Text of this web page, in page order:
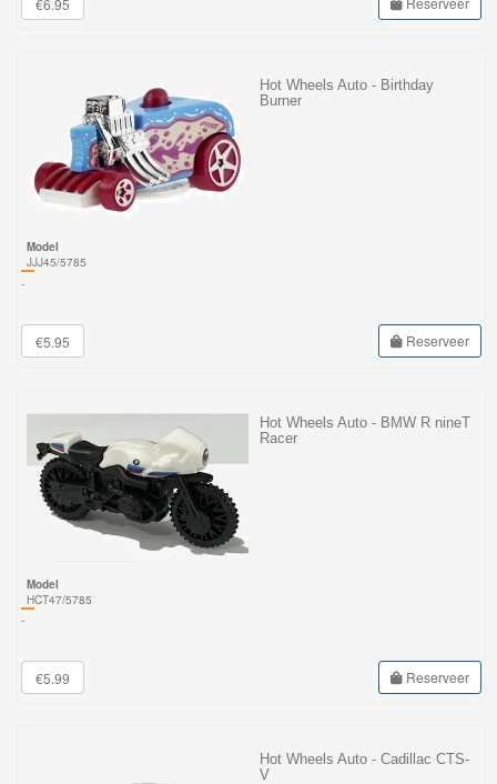
€6.95
Hot Wheels Auto - Birthday
Burner
Model
JJJ45/5785
-
€5.95 Reserveer
Hot Wheels Auto - BMW R nineT
Racer
Model
HCT47/5785
-
€5.99 Reserveer
Hot Wheels Auto - Cadillac CTS-
V